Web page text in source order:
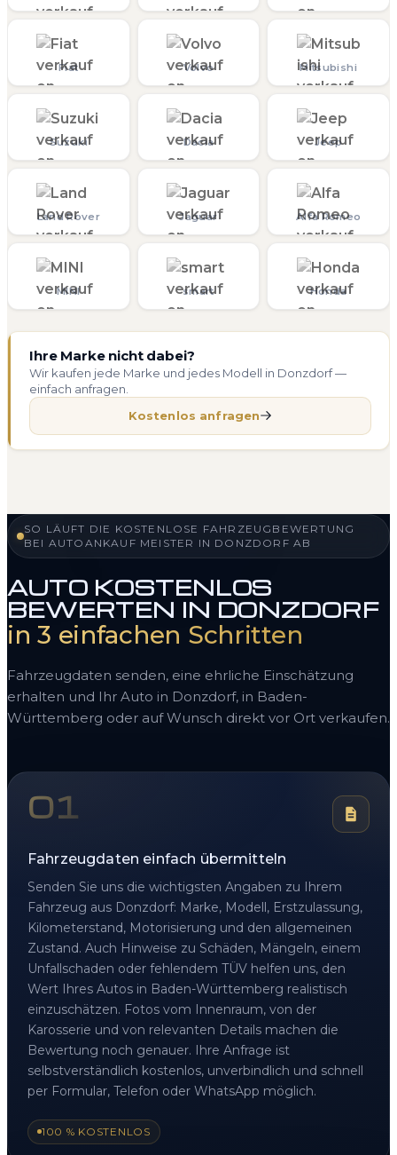
Fiat Volvo Mitsubishi
Suzuki Dacia Jeep
Land Rover Jaguar Alfa Romeo
MINI smart Honda
Ihre Marke nicht dabei?
Wir kaufen jede Marke und jedes Modell in Donzdorf —
einfach anfragen.
Kostenlos anfragen
SO LÄUFT DIE KOSTENLOSE FAHRZEUGBEWERTUNG
BEI AUTOANKAUF MEISTER IN DONZDORF AB
AUTO KOSTENLOS
BEWERTEN IN DONZDORF
in 3 einfachen Schritten
Fahrzeugdaten senden, eine ehrliche Einschätzung
erhalten und Ihr Auto in Donzdorf, in Baden-
Württemberg oder auf Wunsch direkt vor Ort verkaufen.
01
Fahrzeugdaten einfach übermitteln
Senden Sie uns die wichtigsten Angaben zu Ihrem
Fahrzeug aus Donzdorf: Marke, Modell, Erstzulassung,
Kilometerstand, Motorisierung und den allgemeinen
Zustand. Auch Hinweise zu Schäden, Mängeln, einem
Unfallschaden oder fehlendem TÜV helfen uns, den
Wert Ihres Autos in Baden-Württemberg realistisch
einzuschätzen. Fotos vom Innenraum, von der
Karosserie und von relevanten Details machen die
Bewertung noch genauer. Ihre Anfrage ist
selbstverständlich kostenlos, unverbindlich und schnell
per Formular, Telefon oder WhatsApp möglich.
100 % KOSTENLOS